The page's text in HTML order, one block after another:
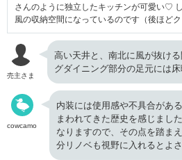
さんのように独立したキッチンが可愛い♡
風の収納空間になっているのです（後ほど
売主さま
高い天井と、南北に風が抜け
グダイニング部分の足元には
cowcamo
内装には使用感や不具合があ
まわれてきた歴史を感じまし
なりますので、その点を踏ま
分リノベも視野に入れるとよさ